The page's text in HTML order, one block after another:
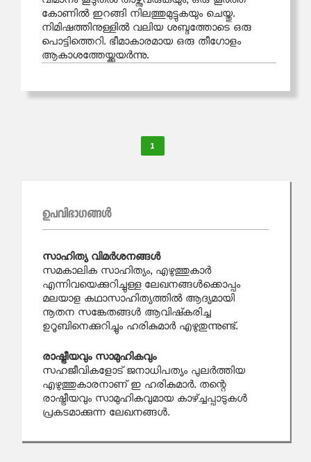
കോണിൽ ഇറങ്ങി നിലത്തുമുട്ടുകയും ചെയ്തു.
നിമിഷത്തിനുള്ളിൽ വലിയ ശബ്ദത്തോടെ ഒരു
പൊട്ടിത്തെറി. ഭീമാകാരമായ ഒരു തീഗോളം
ആകാശത്തേയ്ക്കുയർന്നു.
1
ഉപവിഭാഗങ്ങള്‍
സാഹിത്യ വിമര്‍ശനങ്ങള്‍
സമകാലിക സാഹിത്യം, എഴുത്തുകാര്‍
എന്നിവയെക്കുറിച്ചുള്ള ലേഖനങ്ങള്‍ക്കൊപ്പം
മലയാള കഥാസാഹിത്യത്തിൽ ആദ്യമായി
നൂതന സങ്കേതങ്ങൾ ആവിഷ്‌കരിച്ച
ഉറൂബിനെക്കുറിച്ചും ഹരികുമാര്‍ എഴുതുന്നുണ്ട്.
രാഷ്ട്രീയവും സാമുഹികവും
സഹജീവികളോട് ജനാധിപത്യം പുലര്‍ത്തിയ
എഴുത്തുകാരനാണ്‌ ഇ ഹരികുമാര്‍. തന്റെ
രാഷ്ട്രീയവും സാമുഹികവുമായ കാഴ്ച്ചപ്പാടുകള്‍
പ്രകടമാക്കുന്ന ലേഖനങ്ങള്‍.